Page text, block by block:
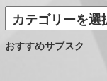
カ
テ
ゴ
おすすめサブスク